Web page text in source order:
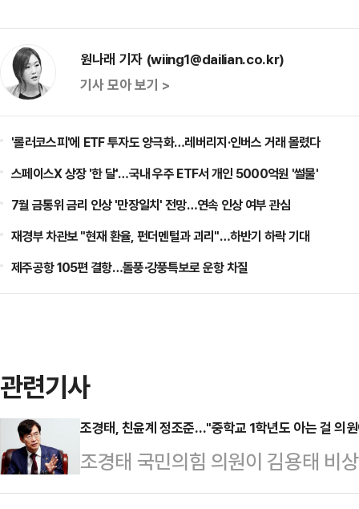
원나래 기자 (wiing1@dailian.co.kr)
기사 모아 보기 >
'롤러코스피'에 ETF 투자도 양극화…레버리지·인버스 거래 몰렸다
스페이스X 상장 '한 달'…국내 우주 ETF서 개인 5000억원 '썰물'
7월 금통위 금리 인상 '만장일치' 전망…연속 인상 여부 관심
재경부 차관보 "현재 환율, 펀더멘털과 괴리"…하반기 하락 기대
제주공항 105편 결항…돌풍·강풍특보로 운항 차질
관련기사
조경태, 친윤계 정조준…"중학교 1학년도 아는 걸 의
조경태 국민의힘 의원이 김용태 비
추진에 반발하는 친윤(윤석열)계